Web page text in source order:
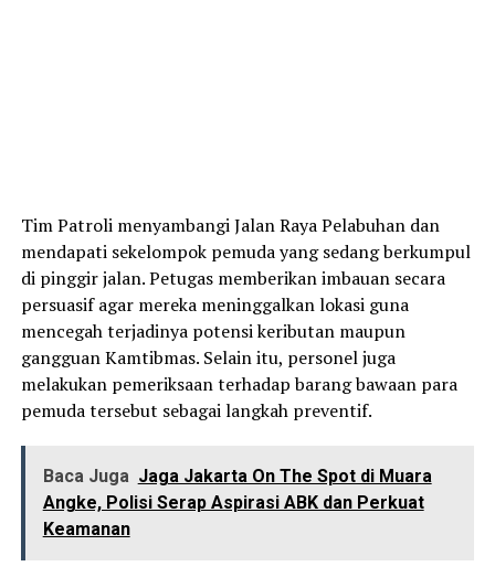
Tim Patroli menyambangi Jalan Raya Pelabuhan dan
mendapati sekelompok pemuda yang sedang berkumpul
di pinggir jalan. Petugas memberikan imbauan secara
persuasif agar mereka meninggalkan lokasi guna
mencegah terjadinya potensi keributan maupun
gangguan Kamtibmas. Selain itu, personel juga
melakukan pemeriksaan terhadap barang bawaan para
pemuda tersebut sebagai langkah preventif.
Baca Juga Jaga Jakarta On The Spot di Muara
Angke, Polisi Serap Aspirasi ABK dan Perkuat
Keamanan